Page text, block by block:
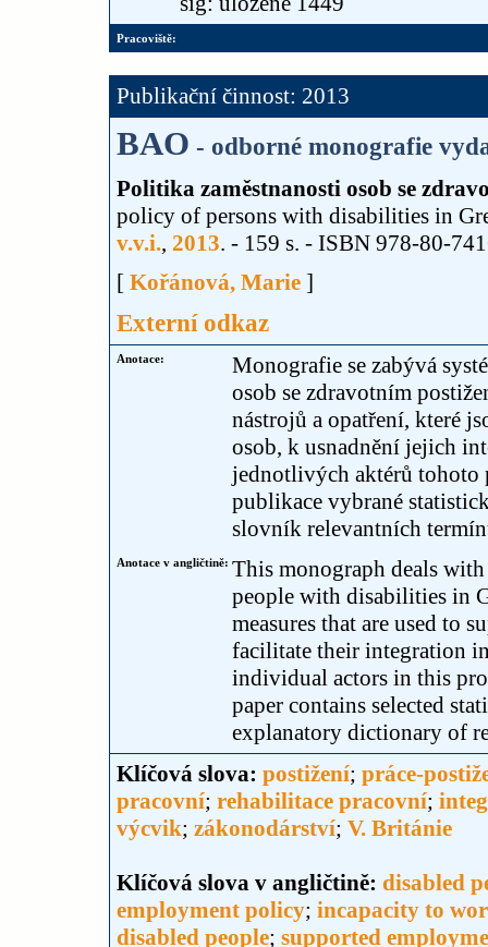
Pracoviště:
Publikační činnost: 2013
BAO - odborné monografie
Politika zaměstnanosti osob se
policy of persons with disabilities in
v.v.i., 2013. - 159 s. - ISBN 978-80-
[ Kořánová, Marie ]
Externí odkaz
Anotace:
Monografie se zabývá
osob se zdravotním
nástrojů a opatření, které
osob, k usnadnění jejich
jednotlivých aktérů tohoto
publikace vybrané
slovník relevantních
Anotace v angličtině: This monograph deals
people with disabilities in
measures that are used to
facilitate their integration
individual actors in this
paper contains selected
explanatory dictionary of
Klíčová slova: postižení; práce-
pracovní; rehabilitace pracovní;
výcvik; zákonodárství; V. Británie
Klíčová slova v angličtině: disabled
employment policy; incapacity to
disabled people; supported